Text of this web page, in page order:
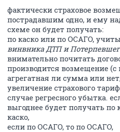
фактически страховое
пострадавшим одно, и ему
схеме он будет получать:
по каско или по ОСАГО,
винвника ДТП и
внимательно почитать
производится возмещение (с
агрегатная ли сумма или
увеличение страхового
случае регресного убытка.
выгоднее будет получать по
каско,
если по ОСАГО, то по ОСАГО,